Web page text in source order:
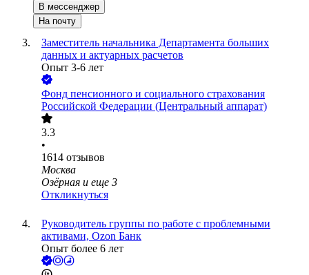
В мессенджер
На почту
Заместитель начальника Департамента больших
данных и актуарных расчетов
Опыт 3-6 лет
Фонд пенсионного и социального страхования
Российской Федерации (Центральный аппарат)
3.3
•
1614 отзывов
Москва
Озёрная и еще 3
Откликнуться
Руководитель группы по работе с проблемными
активами, Ozon Банк
Опыт более 6 лет